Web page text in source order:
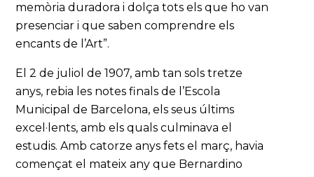
memòria duradora i dolça tots els que ho van
presenciar i que saben comprendre els
encants de l’Art”.
El 2 de juliol de 1907, amb tan sols tretze
anys, rebia les notes finals de l’Escola
Municipal de Barcelona, els seus últims
excel·lents, amb els quals culminava el
estudis. Amb catorze anys fets el març, havia
començat el mateix any que Bernardino